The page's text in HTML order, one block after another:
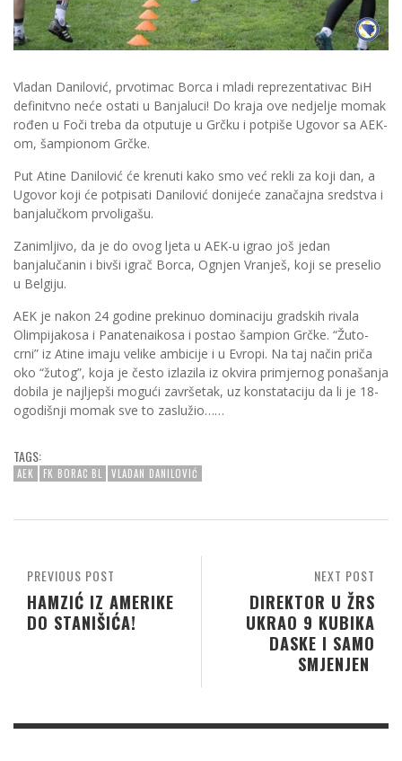
Vladan Danilović, prvotimac Borca i mladi reprezentativac BiH
definitvno neće ostati u Banjaluci! Do kraja ove nedjelje momak
rođen u Foči treba da otputuje u Grčku i potpiše Ugovor sa AEK-
om, šampionom Grčke.
Put Atine Danilović će krenuti kako smo već rekli za koji dan, a
Ugovor koji će potpisati Danilović donijeće zanačajna sredstva i
banjalučkom prvoligašu.
Zanimljivo, da je do ovog ljeta u AEK-u igrao još jedan
banjalučanin i bivši igrač Borca, Ognjen Vranješ, koji se preselio
u Belgiju.
AEK je nakon 24 godine prekinuo dominaciju gradskih rivala
Olimpijakosa i Panatenaikosa i postao šampion Grčke. “Žuto-
crni” iz Atine imaju velike ambicije i u Evropi. Na taj način priča
oko “žutog”, koja je često izlazila iz okvira primjernog ponašanja
dobila je najljepši mogući završetak, uz konstataciju da li je 18-
ogodišnji momak sve to zaslužio……
TAGS:
AEK FK BORAC BL VLADAN DANILOVIĆ
NEXT POST
DIREKTOR U ŽRS
UKRAO 9 KUBIKA
DASKE I SAMO
SMJENJEN
PREVIOUS POST
HAMZIĆ IZ AMERIKE
DO STANIŠIĆA!